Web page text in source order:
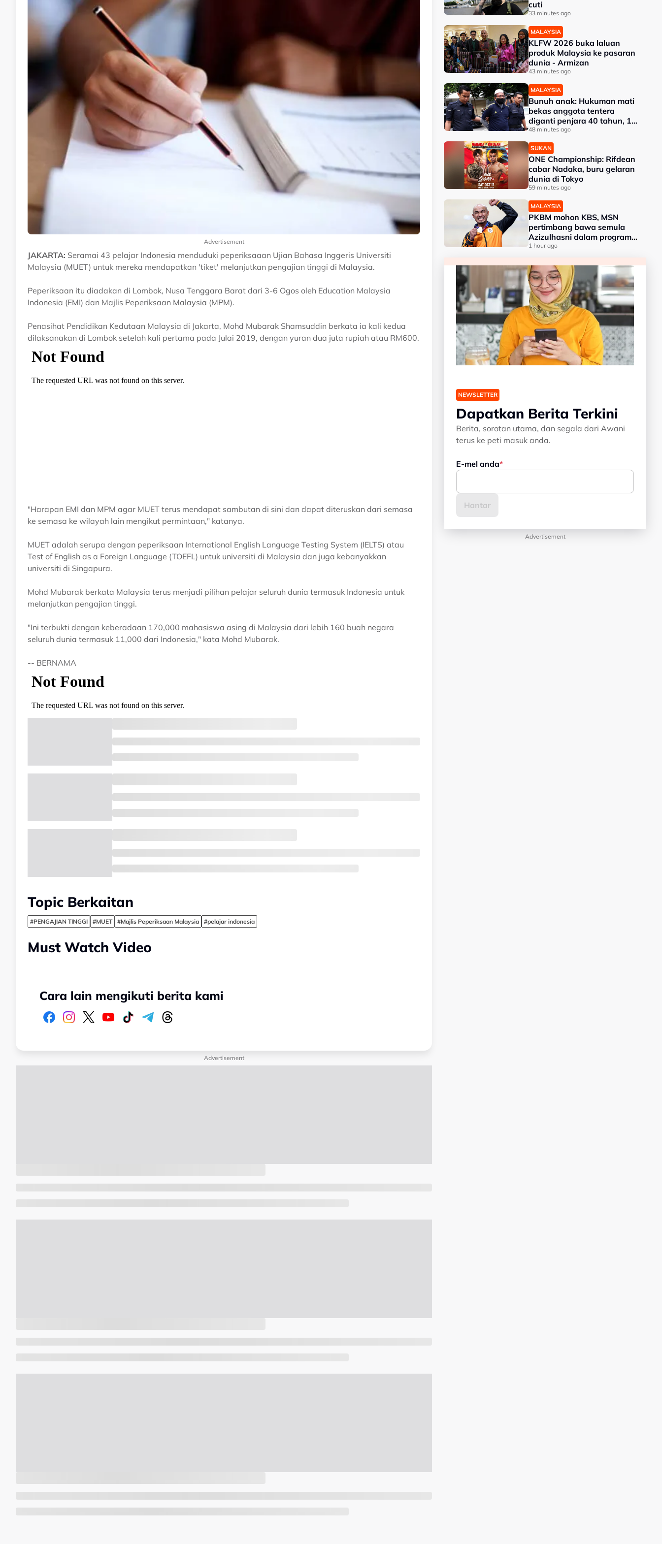
Advertisement
JAKARTA: Seramai 43 pelajar Indonesia menduduki peperiksaaan Ujian Bahasa Inggeris Universiti
Malaysia (MUET) untuk mereka mendapatkan 'tiket' melanjutkan pengajian tinggi di Malaysia.
Peperiksaan itu diadakan di Lombok, Nusa Tenggara Barat dari 3-6 Ogos oleh Education Malaysia
Indonesia (EMI) dan Majlis Peperiksaan Malaysia (MPM).
Penasihat Pendidikan Kedutaan Malaysia di Jakarta, Mohd Mubarak Shamsuddin berkata ia kali kedua
dilaksanakan di Lombok setelah kali pertama pada Julai 2019, dengan yuran dua juta rupiah atau RM600.
"Harapan EMI dan MPM agar MUET terus mendapat sambutan di sini dan dapat diteruskan dari semasa
ke semasa ke wilayah lain mengikut permintaan," katanya.
MUET adalah serupa dengan peperiksaan International English Language Testing System (IELTS) atau
Test of English as a Foreign Language (TOEFL) untuk universiti di Malaysia dan juga kebanyakkan
universiti di Singapura.
Mohd Mubarak berkata Malaysia terus menjadi pilihan pelajar seluruh dunia termasuk Indonesia untuk
melanjutkan pengajian tinggi.
"Ini terbukti dengan keberadaan 170,000 mahasiswa asing di Malaysia dari lebih 160 buah negara
seluruh dunia termasuk 11,000 dari Indonesia," kata Mohd Mubarak.
-- BERNAMA
Topic Berkaitan
#PENGAJIAN TINGGI #MUET #Majlis Peperiksaan Malaysia #pelajar indonesia
Must Watch Video
Cara lain mengikuti berita kami
Advertisement
cuti
33 minutes ago
MALAYSIA
KLFW 2026 buka laluan
produk Malaysia ke pasaran
dunia - Armizan
43 minutes ago
MALAYSIA
Bunuh anak: Hukuman mati
bekas anggota tentera
diganti penjara 40 tahun, 12
sebatan
48 minutes ago
SUKAN
ONE Championship: Rifdean
cabar Nadaka, buru gelaran
dunia di Tokyo
59 minutes ago
MALAYSIA
PKBM mohon KBS, MSN
pertimbang bawa semula
Azizulhasni dalam program
RTG
1 hour ago
NEWSLETTER
Dapatkan Berita Terkini
Berita, sorotan utama, dan segala dari Awani
terus ke peti masuk anda.
E-mel anda
Advertisement